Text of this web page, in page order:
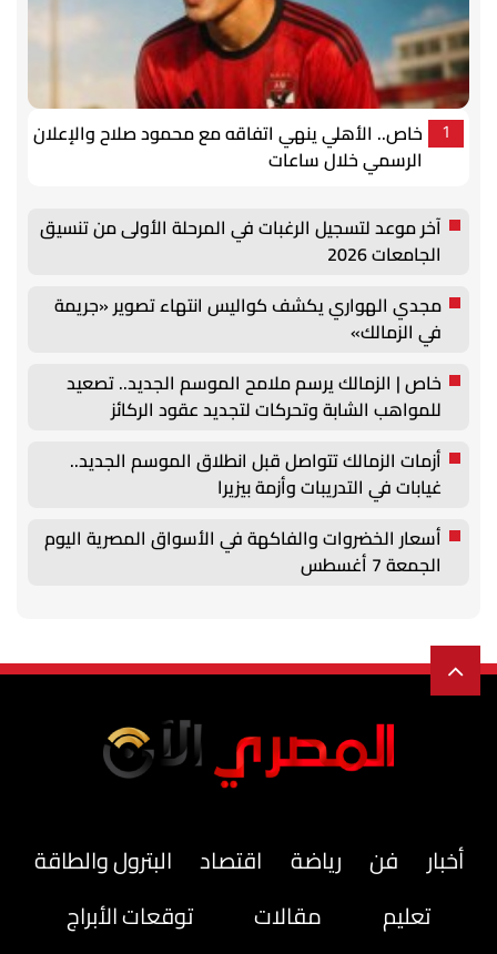
1
خاص.. الأهلي ينهي اتفاقه مع محمود صلاح والإعلان
الرسمي خلال ساعات
آخر موعد لتسجيل الرغبات في المرحلة الأولى من تنسيق
الجامعات 2026
مجدي الهواري يكشف كواليس انتهاء تصوير «جريمة
في الزمالك»
خاص | الزمالك يرسم ملامح الموسم الجديد.. تصعيد
للمواهب الشابة وتحركات لتجديد عقود الركائز
أزمات الزمالك تتواصل قبل انطلاق الموسم الجديد..
غيابات في التدريبات وأزمة بيزيرا
أسعار الخضروات والفاكهة في الأسواق المصرية اليوم
الجمعة 7 أغسطس
أخبار فن رياضة اقتصاد
البترول والطاقة
تعليم
مقالات
توقعات الأبراج